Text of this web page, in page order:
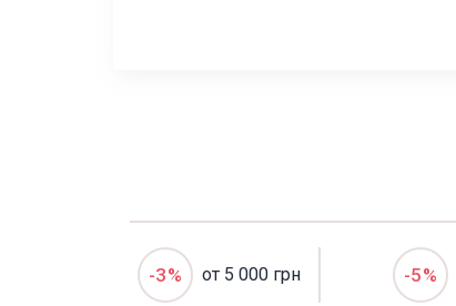
-3% от 5 000 грн -5%